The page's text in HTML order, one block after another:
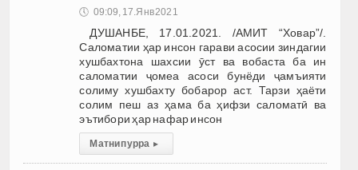
🕔 09:09, 17.Янв 2021
ДУШАНБЕ, 17.01.2021. /АМИТ “Ховар”/.
Саломатии ҳар инсон гарави асосии зиндагии
хушбахтона шахсии ӯст ва вобаста ба ин
саломатии ҷомеа асоси бунёди ҷамъияти
солиму хушбахту бобарор аст. Тарзи ҳаёти
солим пеш аз ҳама ба ҳифзи саломатӣ ва
эътибори ҳар нафар инсон
Матни пурра ▸